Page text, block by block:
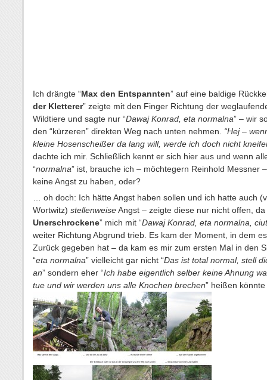
Ich drängte “Max den Entspannten” auf eine baldige
der Kletterer” zeigte mit den Finger Richtung der
Wildtiere und sagte nur “Dawaj Konrad, eta normalna” – wir
den “kürzeren” direkten Weg nach unten nehmen. “Hej –
kleine Hosenscheißer da lang will, werde ich doch nicht
dachte ich mir. Schließlich kennt er sich hier aus und wenn
“normalna” ist, brauche ich – möchtegern Reinhold Messner
keine Angst zu haben, oder?
… oh doch: Ich hätte Angst haben sollen und ich hatte auch
Wortwitz) stellenweiseAngst – zeigte diese nur nicht offen, da
Unerschrockene” mich mit “Dawaj Konrad, eta normalna,
weiter Richtung Abgrund trieb. Es kam der Moment, in dem
Zurück gegeben hat – da kam es mir zum ersten Mal in den
“eta normalna” vielleicht gar nicht “Das ist total normal, stell
an” sondern eher “Ich habe eigentlich selber keine Ahnung
tue und wir werden uns alle Knochen brechen” heißen